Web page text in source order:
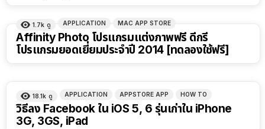
1.7k ดู APPLICATION MAC APP STORE
Affinity Photo โปรแกรมแต่งภาพฟรี ดีกรี
โปรแกรมยอดเยี่ยมประจำปี 2014 [ทดลองใช้ฟรี]
18.1k ดู APPLICATION APPSTORE APP HOW TO
วิธีลง Facebook ใน iOS 5, 6 รุ่นเก่าใน iPhone
3G, 3GS, iPad